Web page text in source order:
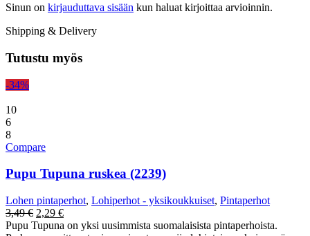
Sinun on kirjauduttava sisään kun haluat kirjoittaa arvioinnin.
Shipping & Delivery
Tutustu myös
-34%
10
6
8
Compare
Pupu Tupuna ruskea (2239)
Lohen pintaperhot, Lohiperhot - yksikoukkuiset, Pintaperhot
3,49€ Alkuperäinen
hinta
2,29 €Nykyinen
hinta
Pupu Tupuna on yksi uusimmista suomalaisista pintaperhoista.